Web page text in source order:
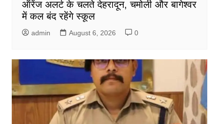
ऑरेंज अलर्ट के चलते देहरादून, चमोली और बागेश्वर
में कल बंद रहेंगे स्कूल
admin August 6, 2026 0